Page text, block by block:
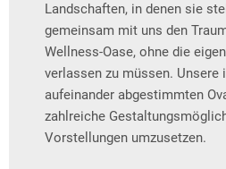
Landschaften, in denen sie
gemeinsam mit uns den
Wellness-Oase, ohne die
verlassen zu müssen. Unsere
aufeinander abgestimmten
zahlreiche
Vorstellungen umzusetzen.